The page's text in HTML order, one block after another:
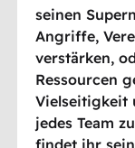
seinen
Angriffe,
verstärken,
Ressourcen
Vielseitigkeit
jedes Team
findet ihr